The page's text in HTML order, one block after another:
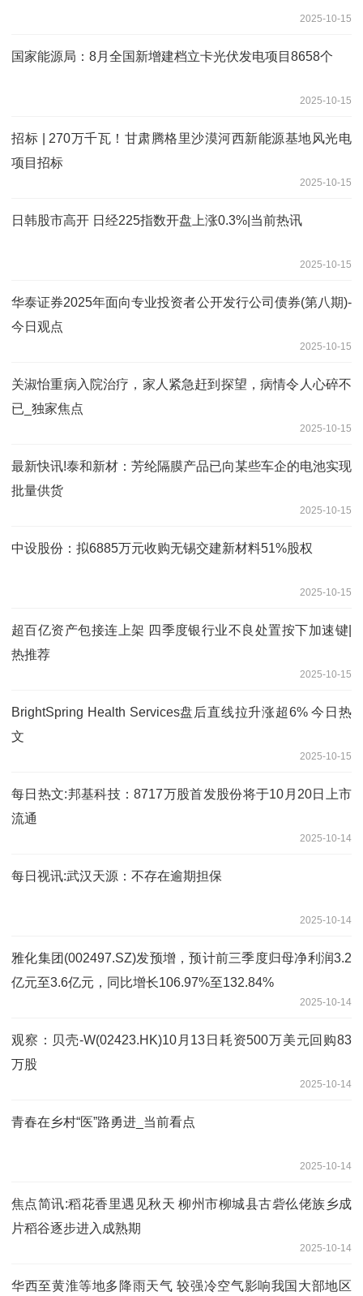
2025-10-15
国家能源局：8月全国新增建档立卡光伏发电项目8658个
2025-10-15
招标 | 270万千瓦！甘肃腾格里沙漠河西新能源基地风光电
项目招标
2025-10-15
日韩股市高开 日经225指数开盘上涨0.3%|当前热讯
2025-10-15
华泰证券2025年面向专业投资者公开发行公司债券(第八期)-
今日观点
2025-10-15
关淑怡重病入院治疗，家人紧急赶到探望，病情令人心碎不
已_独家焦点
2025-10-15
最新快讯!泰和新材：芳纶隔膜产品已向某些车企的电池实现
批量供货
2025-10-15
中设股份：拟6885万元收购无锡交建新材料51%股权
2025-10-15
超百亿资产包接连上架 四季度银行业不良处置按下加速键|
热推荐
2025-10-15
BrightSpring Health Services盘后直线拉升涨超6% 今日热
文
2025-10-15
每日热文:邦基科技：8717万股首发股份将于10月20日上市
流通
2025-10-14
每日视讯:武汉天源：不存在逾期担保
2025-10-14
雅化集团(002497.SZ)发预增，预计前三季度归母净利润3.2
亿元至3.6亿元，同比增长106.97%至132.84%
2025-10-14
观察：贝壳-W(02423.HK)10月13日耗资500万美元回购83
万股
2025-10-14
青春在乡村“医”路勇进_当前看点
2025-10-14
焦点简讯:稻花香里遇见秋天 柳州市柳城县古砦仫佬族乡成
片稻谷逐步进入成熟期
2025-10-14
华西至黄淮等地多降雨天气 较强冷空气影响我国大部地区